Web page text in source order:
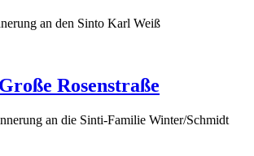
an den Sinto Karl Weiß
Rosenstraße
an die Sinti-Familie Winter/Schmidt